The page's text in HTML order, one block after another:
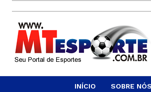
INÍCIO SOBRE NÓS